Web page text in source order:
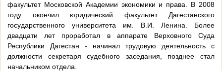
факультет Московской Академии экономики и права. В 2008
году окончил юридический факультет Дагестанского
государственного университета им. В.И. Ленина. Более
двадцати лет проработал в аппарате Верховного Суда
Республики Дагестан - начинал трудовую деятельность с
должности секретаря судебного заседания, позднее стал
начальником отдела.